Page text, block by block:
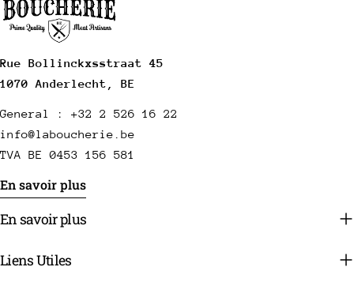
Rue Bollinckxsstraat 45
1070 Anderlecht, BE
General : +32 2 526 16 22
info@laboucherie.be
TVA BE 0453 156 581
En savoir plus
En savoir plus
Liens Utiles